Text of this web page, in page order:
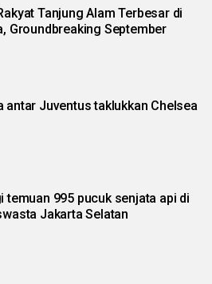
Tanjung Alam Terbesar di
Groundbreaking September
antar Juventus taklukkan Chelsea
temuan 995 pucuk senjata api di
Jakarta Selatan